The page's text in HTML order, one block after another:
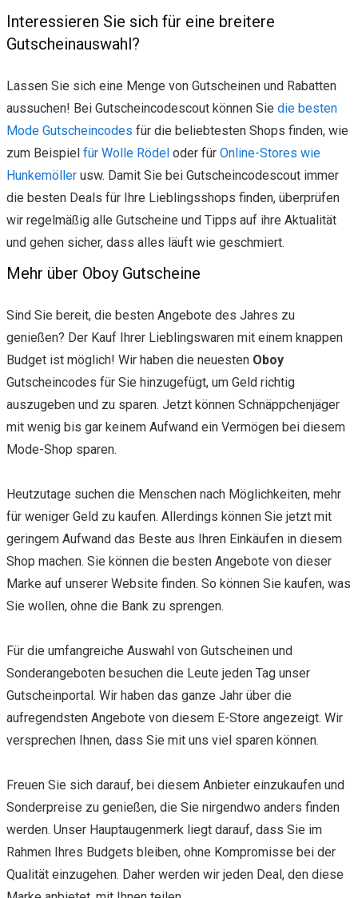
Interessieren Sie sich für eine breitere
Gutscheinauswahl?
Lassen Sie sich eine Menge von Gutscheinen und Rabatten
aussuchen! Bei Gutscheincodescout können Sie die besten
Mode Gutscheincodes für die beliebtesten Shops finden, wie
zum Beispiel für Wolle Rödel oder für Online-Stores wie
Hunkemöller usw. Damit Sie bei Gutscheincodescout immer
die besten Deals für Ihre Lieblingsshops finden, überprüfen
wir regelmäßig alle Gutscheine und Tipps auf ihre Aktualität
und gehen sicher, dass alles läuft wie geschmiert.
Mehr über Oboy Gutscheine
Sind Sie bereit, die besten Angebote des Jahres zu
genießen? Der Kauf Ihrer Lieblingswaren mit einem knappen
Budget ist möglich! Wir haben die neuesten Oboy
Gutscheincodes für Sie hinzugefügt, um Geld richtig
auszugeben und zu sparen. Jetzt können Schnäppchenjäger
mit wenig bis gar keinem Aufwand ein Vermögen bei diesem
Mode-Shop sparen.
Heutzutage suchen die Menschen nach Möglichkeiten, mehr
für weniger Geld zu kaufen. Allerdings können Sie jetzt mit
geringem Aufwand das Beste aus Ihren Einkäufen in diesem
Shop machen. Sie können die besten Angebote von dieser
Marke auf unserer Website finden. So können Sie kaufen, was
Sie wollen, ohne die Bank zu sprengen.
Für die umfangreiche Auswahl von Gutscheinen und
Sonderangeboten besuchen die Leute jeden Tag unser
Gutscheinportal. Wir haben das ganze Jahr über die
aufregendsten Angebote von diesem E-Store angezeigt. Wir
versprechen Ihnen, dass Sie mit uns viel sparen können.
Freuen Sie sich darauf, bei diesem Anbieter einzukaufen und
Sonderpreise zu genießen, die Sie nirgendwo anders finden
werden. Unser Hauptaugenmerk liegt darauf, dass Sie im
Rahmen Ihres Budgets bleiben, ohne Kompromisse bei der
Qualität einzugehen. Daher werden wir jeden Deal, den diese